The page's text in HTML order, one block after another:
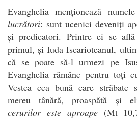
Evanghelia menționează
lucrători: sunt ucenici deveniți
și predicatori. Printre ei se
primul, și Iuda Iscarioteanul,
că se poate să-l urmezi pe
Evanghelia rămâne pentru toți
Vestea cea bună care străbate
mereu tânără, proaspătă și
cerurilor este aproape(Mt